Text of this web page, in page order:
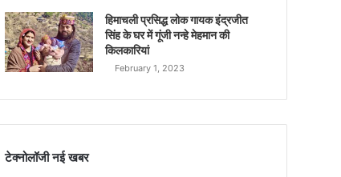
हिमाचली प्रसिद्ध लोक गायक इंद्रजीत
सिंह के घर में गूंजी नन्हे मेहमान की
किलकारियां
February 1, 2023
टेक्नोलॉजी नई खबर